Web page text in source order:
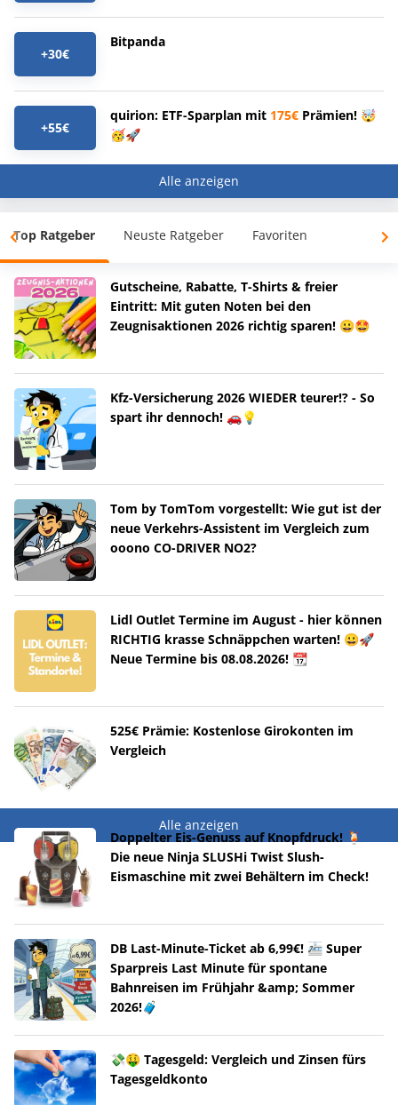
+30€
Bitpanda
+55€
quirion: ETF-Sparplan mit 175€ Prämien! 🤯
🥳🚀
Alle anzeigen
Top Ratgeber Neuste Ratgeber Favoriten
Gutscheine, Rabatte, T-Shirts & freier
Eintritt: Mit guten Noten bei den
Zeugnisaktionen 2026 richtig sparen! 😀🤩
Kfz-Versicherung 2026 WIEDER teurer!? - So
spart ihr dennoch! 🚗💡
Tom by TomTom vorgestellt: Wie gut ist der
neue Verkehrs-Assistent im Vergleich zum
ooono CO-DRIVER NO2?
Lidl Outlet Termine im August - hier können
RICHTIG krasse Schnäppchen warten! 😀🚀
Neue Termine bis 08.08.2026! 📆
525€ Prämie: Kostenlose Girokonten im
Vergleich
Alle anzeigen
Doppelter Eis-Genuss auf Knopfdruck! 🍹
Die neue Ninja SLUSHi Twist Slush-
Eismaschine mit zwei Behältern im Check!
DB Last-Minute-Ticket ab 6,99€! 🚈 Super
Sparpreis Last Minute für spontane
Bahnreisen im Frühjahr &amp; Sommer
2026!🧳
💸🤑 Tagesgeld: Vergleich und Zinsen fürs
Tagesgeldkonto